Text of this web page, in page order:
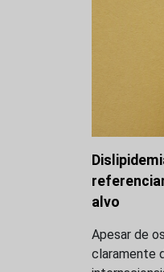
alvo
Apesar de
claramente